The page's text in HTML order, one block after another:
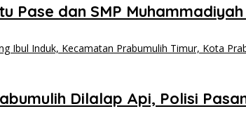
Pase dan SMP
Dilalap Api, Polisi